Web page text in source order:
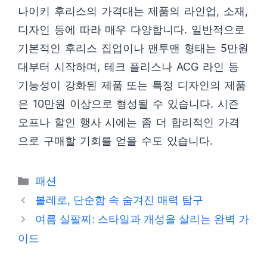
나이키 후리스의 가격대는 제품의 라인업, 소재,
디자인 등에 따라 매우 다양합니다. 일반적으로
기본적인 후리스 집업이나 맨투맨 형태는 5만원
대부터 시작하며, 테크 플리스나 ACG 라인 등
기능성이 강화된 제품 또는 특정 디자인의 제품
은 10만원 이상으로 형성될 수 있습니다. 시즌
오프나 할인 행사 시에는 좀 더 합리적인 가격
으로 구매할 기회를 얻을 수도 있습니다.
카
테
고
리
패션
볼레로, 단순함 속 숨겨진 매력 탐구
여름 실팔찌: 스타일과 개성을 살리는 완벽 가
이드